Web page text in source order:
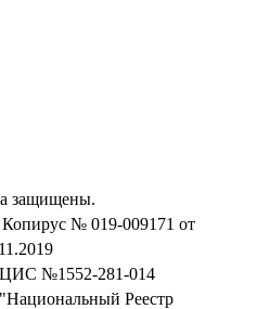
защищены.
№ 019-009171 от
№1552-281-014
Реестр